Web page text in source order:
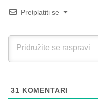
Pretplatiti se
31 KOMENTARI